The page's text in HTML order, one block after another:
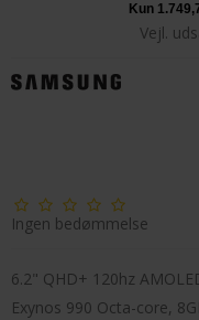
Vejl.
Ingen bedømmelse
6.2" QHD+ 120hz
Exynos 990 Octa-core,